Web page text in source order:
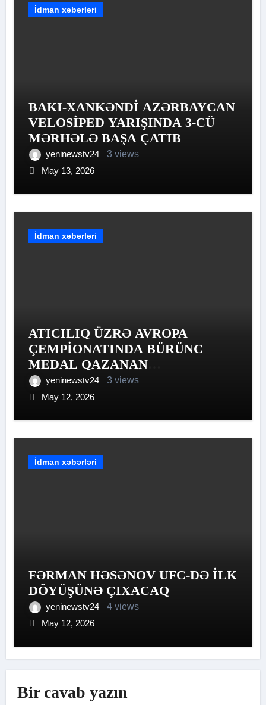
İdman xəbərləri
BAKI-XANKƏNDİ AZƏRBAYCAN
VELOSİPED YARIŞINDA 3-CÜ
MƏRHƏLƏ BAŞA ÇATIB
yeninewstv24
3 views
May 13, 2026
İdman xəbərləri
ATICILIQ ÜZRƏ AVROPA
ÇEMPİONATINDA BÜRÜNC
MEDAL QAZANAN
HƏMYERLİLƏRİMİZ
yeninewstv24
3 views
May 12, 2026
İdman xəbərləri
FƏRMAN HƏSƏNOV UFC-DƏ İLK
DÖYÜŞÜNƏ ÇIXACAQ
yeninewstv24
4 views
May 12, 2026
Bir cavab yazın